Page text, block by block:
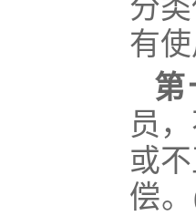
分
有
第
员
或
偿。